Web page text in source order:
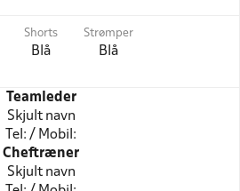
Shorts
Blå
Strømper
Blå
Teamleder
Skjult navn
Tel: / Mobil:
Cheftræner
Skjult navn